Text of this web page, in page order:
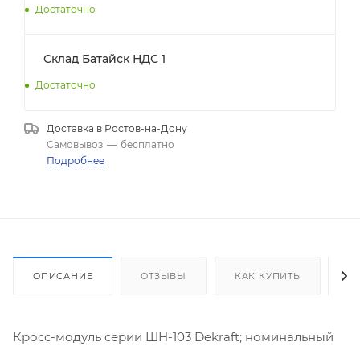
Достаточно
Склад Батайск НДС 1
Достаточно
Доставка в Ростов-на-Дону
Самовывоз — бесплатно
Подробнее
ОПИСАНИЕ ОТЗЫВЫ КАК КУПИТЬ
Кросс-модуль серии ШН-103 Dekraft; номинальный